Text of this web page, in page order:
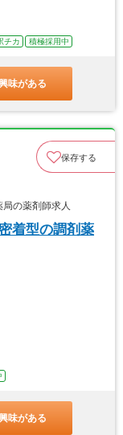
チカ 積極採用中
味がある
保存する
の薬剤師求人
着型の調剤薬
味がある